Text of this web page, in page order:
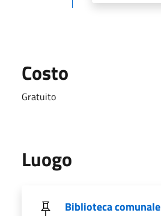
Costo
Gratuito
Luogo
Biblioteca comunale